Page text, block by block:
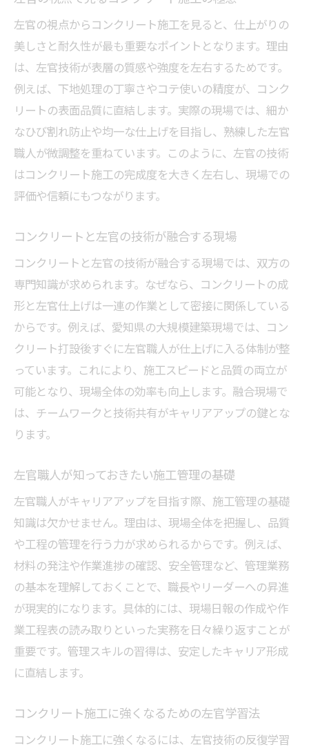
左官の視点からコンクリート施工を見ると、仕上がりの
美しさと耐久性が最も重要なポイントとなります。理由
は、左官技術が表層の質感や強度を左右するためです。
例えば、下地処理の丁寧さやコテ使いの精度が、コンク
リートの表面品質に直結します。実際の現場では、細か
なひび割れ防止や均一な仕上げを目指し、熟練した左官
職人が微調整を重ねています。このように、左官の技術
はコンクリート施工の完成度を大きく左右し、現場での
評価や信頼にもつながります。
コンクリートと左官の技術が融合する現場
コンクリートと左官の技術が融合する現場では、双方の
専門知識が求められます。なぜなら、コンクリートの成
形と左官仕上げは一連の作業として密接に関係している
からです。例えば、愛知県の大規模建築現場では、コン
クリート打設後すぐに左官職人が仕上げに入る体制が整
っています。これにより、施工スピードと品質の両立が
可能となり、現場全体の効率も向上します。融合現場で
は、チームワークと技術共有がキャリアアップの鍵とな
ります。
左官職人が知っておきたい施工管理の基礎
左官職人がキャリアアップを目指す際、施工管理の基礎
知識は欠かせません。理由は、現場全体を把握し、品質
や工程の管理を行う力が求められるからです。例えば、
材料の発注や作業進捗の確認、安全管理など、管理業務
の基本を理解しておくことで、職長やリーダーへの昇進
が現実的になります。具体的には、現場日報の作成や作
業工程表の読み取りといった実務を日々繰り返すことが
重要です。管理スキルの習得は、安定したキャリア形成
に直結します。
コンクリート施工に強くなるための左官学習法
コンクリート施工に強くなるには、左官技術の反復学習